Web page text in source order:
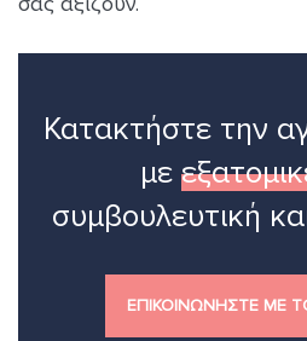
Κατακτήστε την
με
συμβουλευτική
ΕΠΙΚΟΙΝΩΝΗΣΤΕ ΜΕ